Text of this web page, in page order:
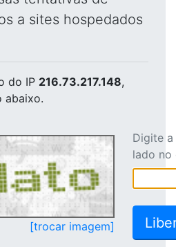
a sites hospedados
do IP 216.73.217.148,
abaixo.
[trocar imagem]
Digite
lado no